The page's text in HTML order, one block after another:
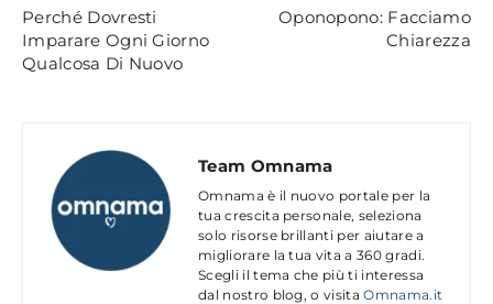
Perché Dovresti
Imparare Ogni Giorno
Qualcosa Di Nuovo
Oponopono: Facciamo
Chiarezza
Team Omnama
Omnama è il nuovo portale per la
tua crescita personale, seleziona
solo risorse brillanti per aiutare a
migliorare la tua vita a 360 gradi.
Scegli il tema che più ti interessa
dal nostro blog, o visitaOmnama.it